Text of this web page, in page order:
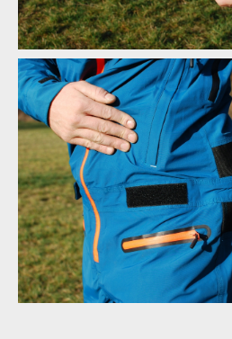
počasí
Test: kombinéza Dirtlej Dirtsuit core
počasí
Test: kombinéza Dirtlej Dirtsuit core
počasí
Test: kombinéza Dirtlej Dirtsuit core
počasí
Test: kombinéza Dirtlej Dirtsuit core
počasí
Test: kombinéza Dirtlej Dirtsuit core
počasí
Test: kombinéza Dirtlej Dirtsuit core
počasí